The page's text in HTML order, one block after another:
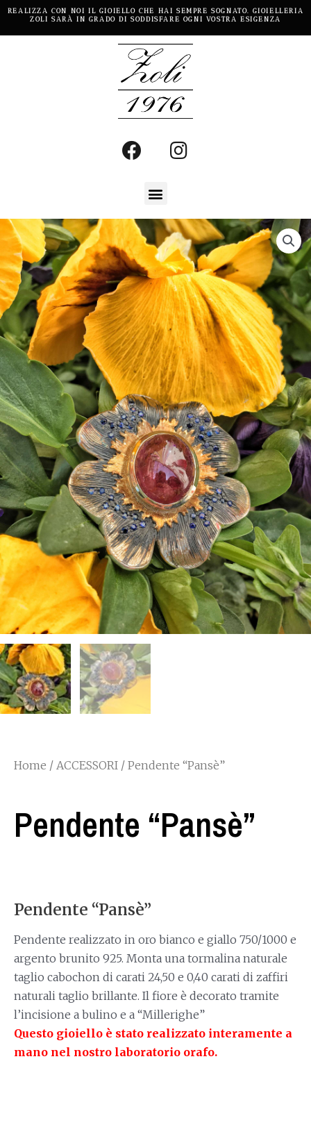
REALIZZA CON NOI IL GIOIELLO CHE HAI SEMPRE SOGNATO. GIOIELLERIA
ZOLI SARÀ IN GRADO DI SODDISFARE OGNI VOSTRA ESIGENZA
Home / ACCESSORI / Pendente “Pansè”
Pendente “Pansè”
Pendente “Pansè”
Pendente realizzato in oro bianco e giallo 750/1000 e
argento brunito 925. Monta una tormalina naturale
taglio cabochon di carati 24,50 e 0,40 carati di zaffiri
naturali taglio brillante. Il fiore è decorato tramite
l’incisione a bulino e a “Millerighe”
Questo gioiello è stato realizzato interamente a
mano nel nostro laboratorio orafo.